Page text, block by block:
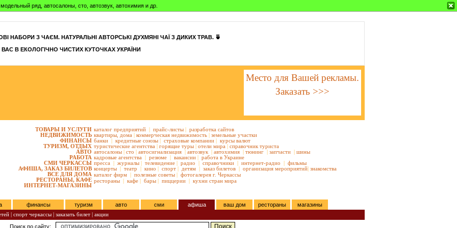
ряд, автосалоны, сто, автозвук, автохимия и др.
НАБОРИ З ЧАЄМ. НАТУРАЛЬНІ АВТОРСЬКІ ДУХМЯНІ ЧАЇ З ДИКИХ ТРАВ. 🍵
В ЕКОЛОГІЧНО ЧИСТИХ КУТОЧКАХ УКРАЇНИ
Место для Вашей рекламы.
Заказать >>>
ТОВАРЫ И УСЛУГИ
НЕДВИЖИМОСТЬ
ФИНАНСЫ
ТУРИЗМ, ОТДЫХ
АВТО
РАБОТА
СМИ ЧЕРКАССЫ
АФИША, ЗАКАЗ БИЛЕТОВ
ВСЕ ДЛЯ ДОМА
РЕСТОРАНЫ, КАФЕ
ИНТЕРНЕТ-МАГАЗИНЫ
каталог предприятий | прайс-листы | разработка сайтов
квартиры, дома | коммерческая недвижимость | земельные участки
банки | кредитные союзы | страховые компании | курсы валют
туристические агентства | горящие туры | отели мира | справочник туриста
автосалоны | сто | автосигнализация | автозвук | автохимия | тюнинг | запчасти | шины
кадровые агентства | резюме | вакансии | работа в Украине
пресса | журналы | телевидение | радио | справочники | интернет-радио | фильмы
концерты | театр | кино | спорт | детям | заказ билетов | организация мероприятий| знакомства
каталог фирм | полезные советы | фотогалерея г. Черкассы
рестораны | кафе | бары | пиццерии | кухни стран мира
финансы туризм авто сми афиша ваш дом рестораны
магазины
| спорт черкассы | заказать билет | акции
Поиск по сайту: